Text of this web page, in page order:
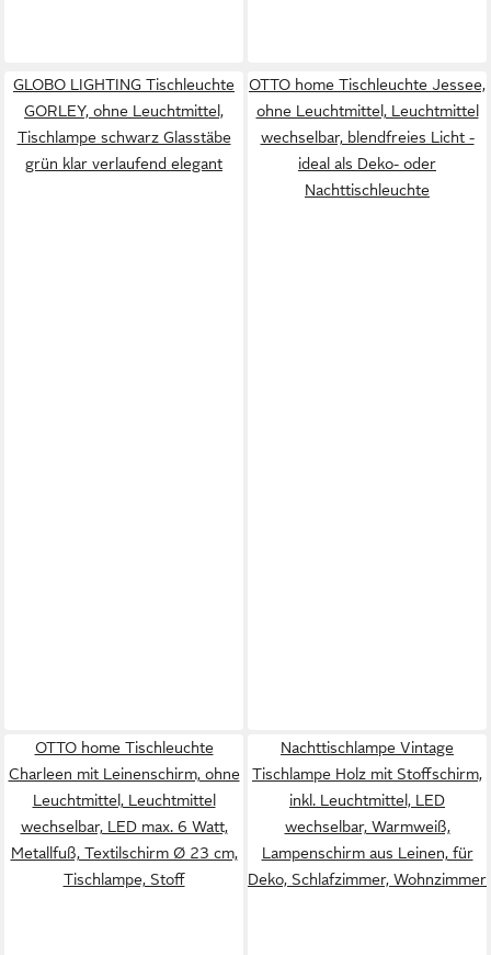
GLOBO LIGHTING Tischleuchte
GORLEY, ohne Leuchtmittel,
Tischlampe schwarz Glasstäbe
grün klar verlaufend elegant
OTTO home Tischleuchte Jessee,
ohne Leuchtmittel, Leuchtmittel
wechselbar, blendfreies Licht -
ideal als Deko- oder
Nachttischleuchte
OTTO home Tischleuchte
Charleen mit Leinenschirm, ohne
Leuchtmittel, Leuchtmittel
wechselbar, LED max. 6 Watt,
Metallfuß, Textilschirm Ø 23 cm,
Tischlampe, Stoff
Nachttischlampe Vintage
Tischlampe Holz mit Stoffschirm,
inkl. Leuchtmittel, LED
wechselbar, Warmweiß,
Lampenschirm aus Leinen, für
Deko, Schlafzimmer, Wohnzimmer